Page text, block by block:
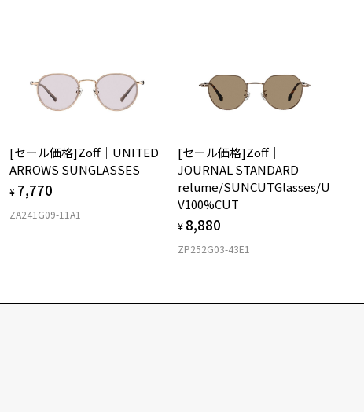
[セール価格]Zoff｜UNITED
ARROWS SUNGLASSES
¥ 7,770
ZA241G09-11A1
[セール価格]Zoff｜
JOURNAL STANDARD
relume/SUNCUTGlasses/U
V100%CUT
¥ 8,880
ZP252G03-43E1